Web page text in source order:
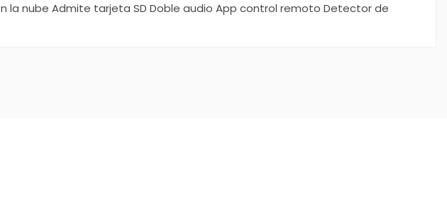
la nube Admite tarjeta SD Doble audio App control remoto Detector de